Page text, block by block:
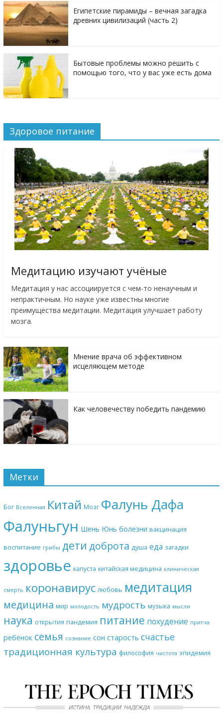
Египетские пирамиды – вечная загадка
древних цивилизаций (часть 2)
Бытовые проблемы можно решить с
помощью того, что у вас уже есть дома
Здоровое питание
Медитацию изучают учёные
Медитация у нас ассоциируется с чем-то ненаучным и
непрактичным. Но науке уже известны многие
преимущества медитации. Медитация улучшает работу
мозга.
Мнение врача об эффективном
исцеляющем методе
Как человечеству победить пандемию
Метки
Бог Вселенная Китай Мозг Фалунь Дафа
Фалуньгун Шень Юнь болезни вакцинация
воспитание грибы дети доброта душа еда загадки
здоровье капуста китайская медицина клиническая
смерть коронавирус любовь медитация
медицина мир молодость мудрость музыка мысли
наука открытия пандемия питание похудение притча
ребёнок семья сознание сон старость счастье
традиционная культура философия чистота эпидемия